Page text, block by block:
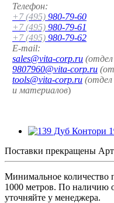
Телефон:
+7 (495) 980-79-60
+7 (495) 980-79-61
+7 (495) 980-79-62
E-mail:
sales@vita-corp.ru
9807960@vita-corp.ru
tools@vita-corp.ru
и материалов)
Поставки прекращены
Минимальное количество
1000 метров. По наличию
уточняйте у менеджера.